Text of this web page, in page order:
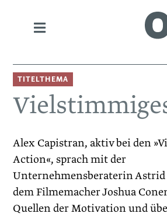
TITELTHEMA
Alex Capistran, aktiv bei den
Action«, sprach mit der
Unternehmensberaterin Astrid
dem Filme­macher Joshua
Quellen der Motivation und